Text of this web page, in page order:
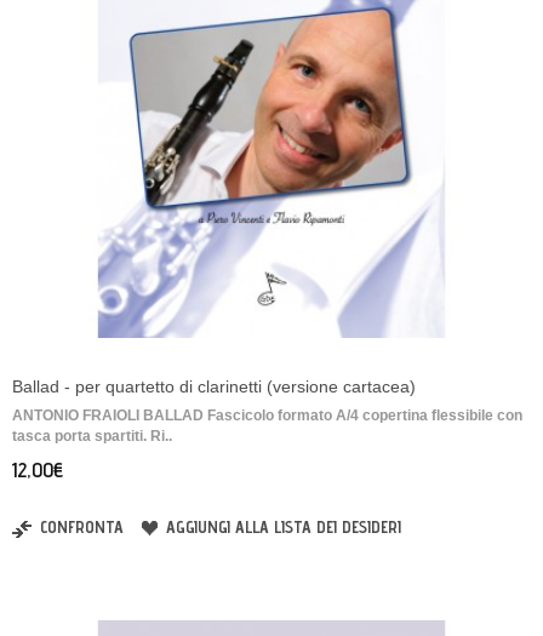
Ballad - per quartetto di clarinetti (versione cartacea)
ANTONIO FRAIOLI BALLAD Fascicolo formato A/4 copertina flessibile con
tasca porta spartiti. Ri..
12,00€
CONFRONTA AGGIUNGI ALLA LISTA DEI DESIDERI